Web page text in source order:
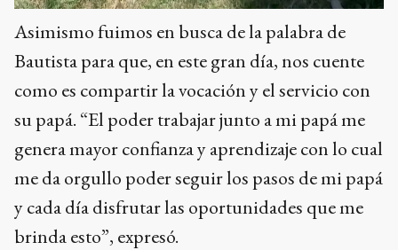
Asimismo fuimos en busca de la palabra de
Bautista para que, en este gran día, nos cuente
como es compartir la vocación y el servicio con
su papá. “El poder trabajar junto a mi papá me
genera mayor confianza y aprendizaje con lo cual
me da orgullo poder seguir los pasos de mi papá
y cada día disfrutar las oportunidades que me
brinda esto”, expresó.